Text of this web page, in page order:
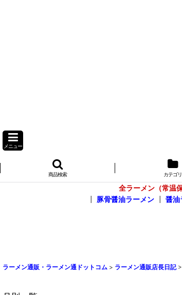
メニュー
商品検索 カテゴリ
全ラーメン（常温
豚骨醤油ラーメン 醤油
ラーメン通販・ラーメン通ドットコム > ラーメン通販店長日記 >